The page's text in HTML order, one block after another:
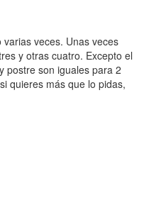
veces. Unas veces
y otras cuatro. Excepto el
postre son iguales para 2
quieres más que lo pidas,